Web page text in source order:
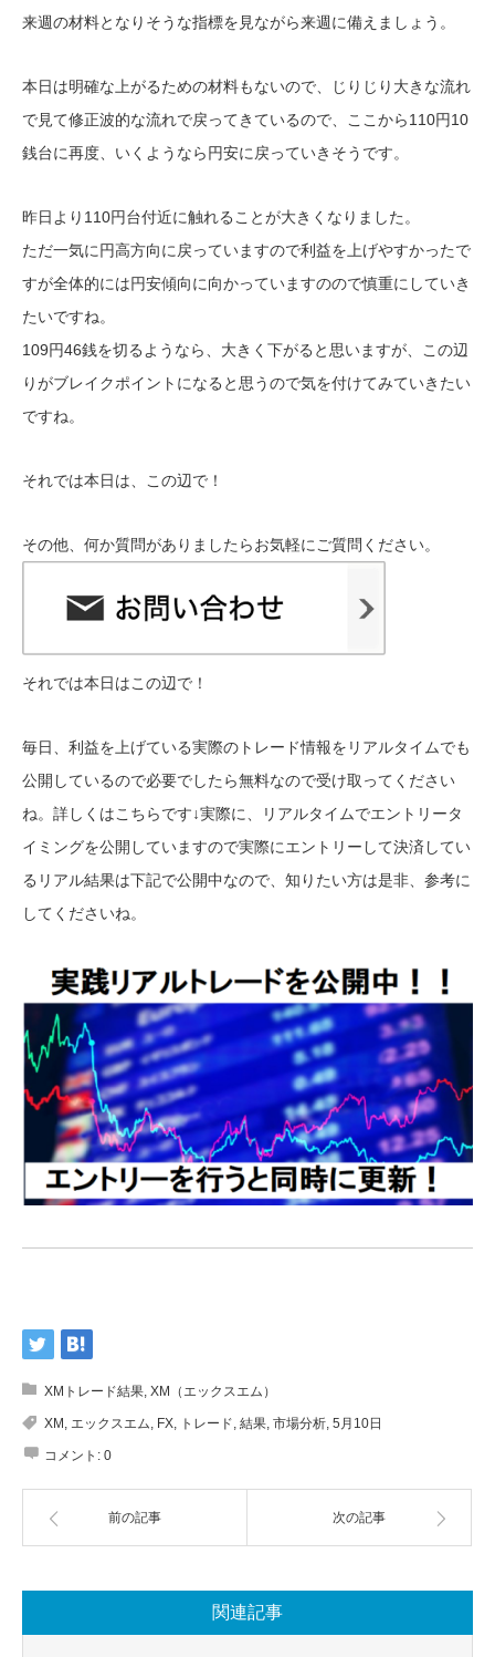
来週の材料となりそうな指標を見ながら来週に備えましょう。
本日は明確な上がるための材料もないので、じりじり大きな流れ
で見て修正波的な流れで戻ってきているので、ここから110円10
銭台に再度、いくようなら円安に戻っていきそうです。
昨日より110円台付近に触れることが大きくなりました。
ただ一気に円高方向に戻っていますので利益を上げやすかったで
すが全体的には円安傾向に向かっていますのので慎重にしていき
たいですね。
109円46銭を切るようなら、大きく下がると思いますが、この辺
りがブレイクポイントになると思うので気を付けてみていきたい
ですね。
それでは本日は、この辺で！
その他、何か質問がありましたらお気軽にご質問ください。
それでは本日はこの辺で！
毎日、利益を上げている実際のトレード情報をリアルタイムでも
公開しているので必要でしたら無料なので受け取ってください
ね。詳しくはこちらです↓実際に、リアルタイムでエントリータ
イミングを公開していますので実際にエントリーして決済してい
るリアル結果は下記で公開中なので、知りたい方は是非、参考に
してくださいね。
XMトレード結果 XM（エックスエム）
XM エックスエム FX トレード 結果 市場分析 5月10日
コメント: 0
前の記事 次の記事
関連記事